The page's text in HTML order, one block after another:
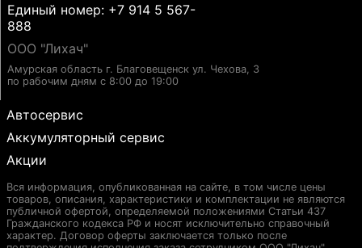
Единый номер: +7 914 5 567-
888
ООО "Лихач"
Амурская область г. Благовещенск ул. Чехова, 3
по рабочим дням с 8:00 до 19:00
Автосервис
Аккумуляторный сервис
Акции
Вся информация, опубликованная на сайте, в том числе цены
товаров, описания, характеристики и комплектации не являются
публичной офертой, определяемой положениями Статьи 437
Гражданского кодекса РФ и носят исключительно справочный
характер. Договор оферты заключается только после